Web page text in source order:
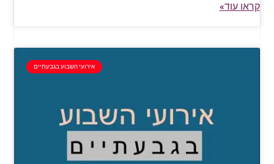
קראו עוד»
אירועי השבוע בגבעתיים